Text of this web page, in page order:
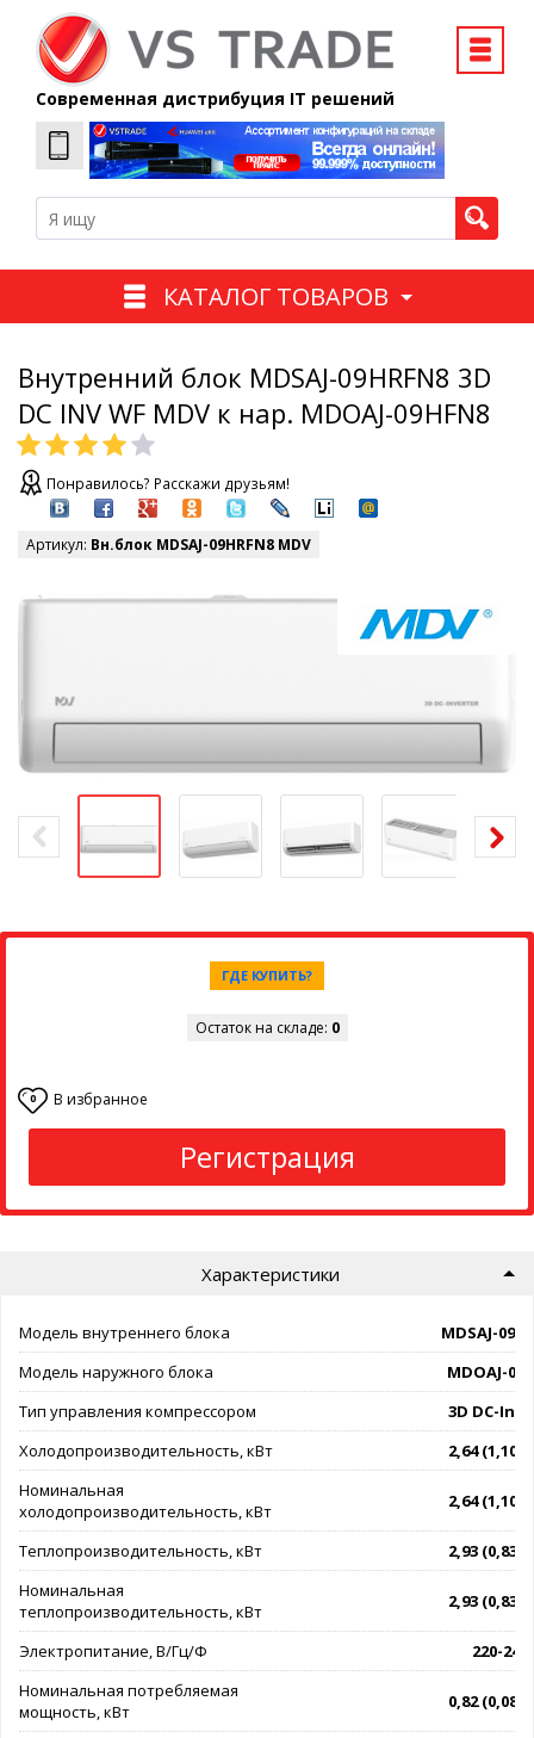
Современная дистрибуция IT решений
КАТАЛОГ ТОВАРОВ
Внутренний блок MDSAJ-09HRFN8 3D
DC INV WF MDV к нар. MDOAJ-09HFN8
Понравилось? Расскажи друзьям!
Артикул: Вн.блок MDSAJ-09HRFN8 MDV
ГДЕ КУПИТЬ?
Остаток на складе: 0
0 В избранное
Регистрация
Характеристики
Модель внутреннего блока
MDSAJ-
Модель наружного блока
MDOAJ-
Тип управления компрессором
3D DC-
Холодопроизводительность, кВт
2,64 (1,10 -
Номинальная
холодопроизводительность, кВт
2,64 (1,10 -
Теплопроизводительность, кВт
2,93 (0,83 -
Номинальная
теплопроизводительность, кВт
2,93 (0,83 -
Электропитание, В/Гц/Ф
220-
Номинальная потребляемая
мощность, кВт
0,82 (0,08 -